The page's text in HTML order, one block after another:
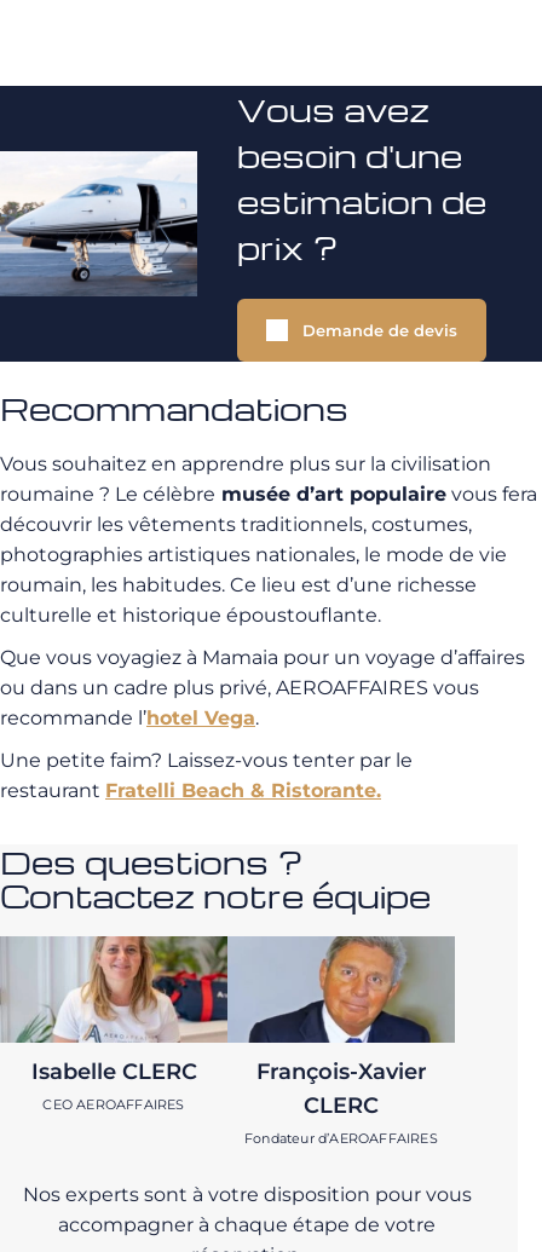
Vous avez
besoin d'une
estimation de
prix ?
Demande de devis
Recommandations
Vous souhaitez en apprendre plus sur la civilisation
roumaine ? Le célèbre musée d’art populaire vous fera
découvrir les vêtements traditionnels, costumes,
photographies artistiques nationales, le mode de vie
roumain, les habitudes. Ce lieu est d’une richesse
culturelle et historique époustouflante.
Que vous voyagiez à Mamaia pour un voyage d’affaires
ou dans un cadre plus privé, AEROAFFAIRES vous
recommande l’hotel Vega.
Une petite faim? Laissez-vous tenter par le
restaurant Fratelli Beach & Ristorante.
Des questions ?
Contactez notre équipe
Isabelle CLERC
CEO AEROAFFAIRES
François-Xavier
CLERC
Fondateur d’AEROAFFAIRES
Nos experts sont à votre disposition pour vous
accompagner à chaque étape de votre